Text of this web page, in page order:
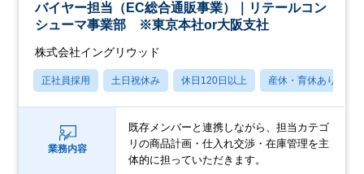
バイヤー担当（EC総合通販事業）｜リテールコン
シューマ事業部 ※東京本社or大阪支社
株式会社イングリウッド
正社員採用 土日祝休み 休日120日以上 産休・育休あり
業務内容
既存メンバーと連携しながら、担当カテゴ
リの商品計画・仕入れ交渉・在庫管理を主
体的に担っていただきます。